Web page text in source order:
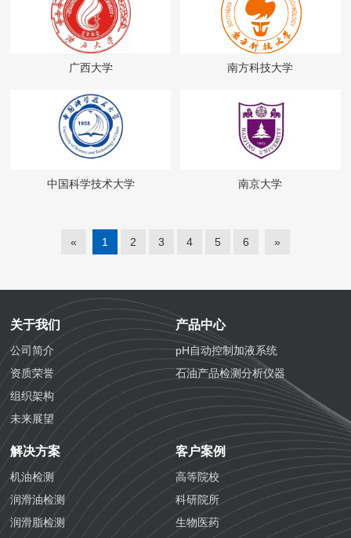
广西大学 南方科技大学
中国科学技术大学 南京大学
« 1 2 3 4 5 6 »
关于我们
公司简介
资质荣誉
组织架构
未来展望
产品中心
pH自动控制加液系统
石油产品检测分析仪器
解决方案
机油检测
润滑油检测
润滑脂检测
客户案例
高等院校
科研院所
生物医药